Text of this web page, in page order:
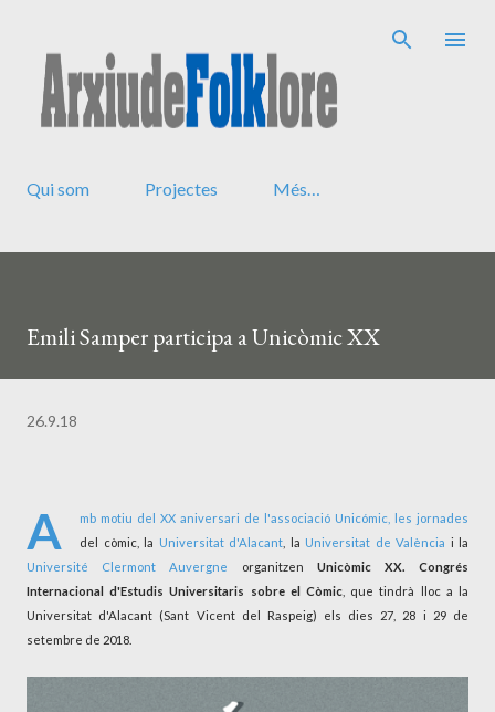
Qui som Projectes Més…
Emili Samper participa a Unicòmic XX
26.9.18
A mb motiu del XX aniversari de l'associació Unicómic , les jornades
del còmic, la Universitat d'Alacant , la Universitat de València i la
Université Clermont Auvergne
organitzen Unicòmic XX. Congrés
Internacional d'Estudis Universitaris sobre el Còmic , que tindrà lloc a la
Universitat d'Alacant (Sant Vicent del Raspeig) els dies 27, 28 i 29 de
setembre de 2018.